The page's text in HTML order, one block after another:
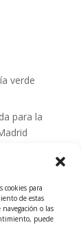
cookies para
de estas
o las
puede
verde
para la
abierta los